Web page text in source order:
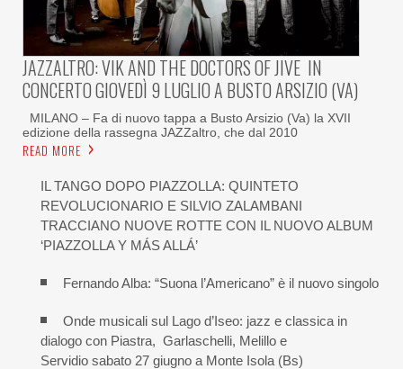
JAZZALTRO: VIK AND THE DOCTORS OF JIVE IN
CONCERTO GIOVEDÌ 9 LUGLIO A BUSTO ARSIZIO (VA)
MILANO – Fa di nuovo tappa a Busto Arsizio (Va) la XVII
edizione della rassegna JAZZaltro, che dal 2010
READ MORE
IL TANGO DOPO PIAZZOLLA: QUINTETO
REVOLUCIONARIO E SILVIO ZALAMBANI
TRACCIANO NUOVE ROTTE CON IL NUOVO ALBUM
‘PIAZZOLLA Y MÁS ALLÁ’
Fernando Alba: “Suona l’Americano” è il nuovo singolo
Onde musicali sul Lago d’Iseo: jazz e classica in
dialogo con Piastra, Garlaschelli, Melillo e
Servidio sabato 27 giugno a Monte Isola (Bs)